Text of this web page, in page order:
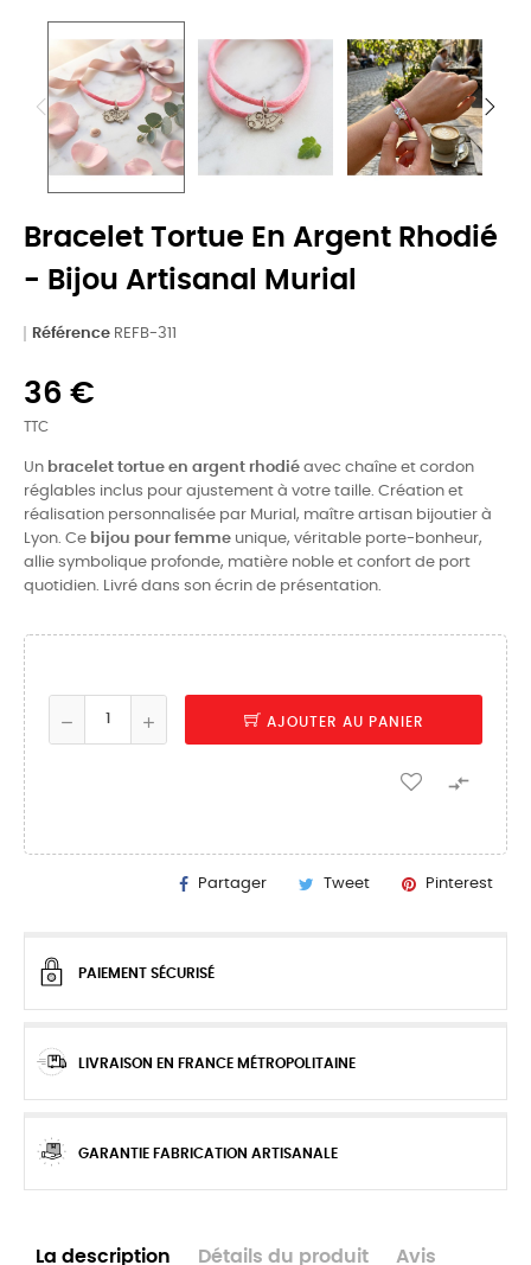
Bracelet Tortue En Argent Rhodié
- Bijou Artisanal Murial
Référence REFB-311
36 €
TTC
Un bracelet tortue en argent rhodié avec chaîne et cordon
réglables inclus pour ajustement à votre taille. Création et
réalisation personnalisée par Murial, maître artisan bijoutier à
Lyon. Ce bijou pour femme unique, véritable porte-bonheur,
allie symbolique profonde, matière noble et confort de port
quotidien. Livré dans son écrin de présentation.
AJOUTER AU PANIER

Partager Tweet Pinterest
PAIEMENT SÉCURISÉ
LIVRAISON EN FRANCE MÉTROPOLITAINE
GARANTIE FABRICATION ARTISANALE
La description Détails du produit Avis